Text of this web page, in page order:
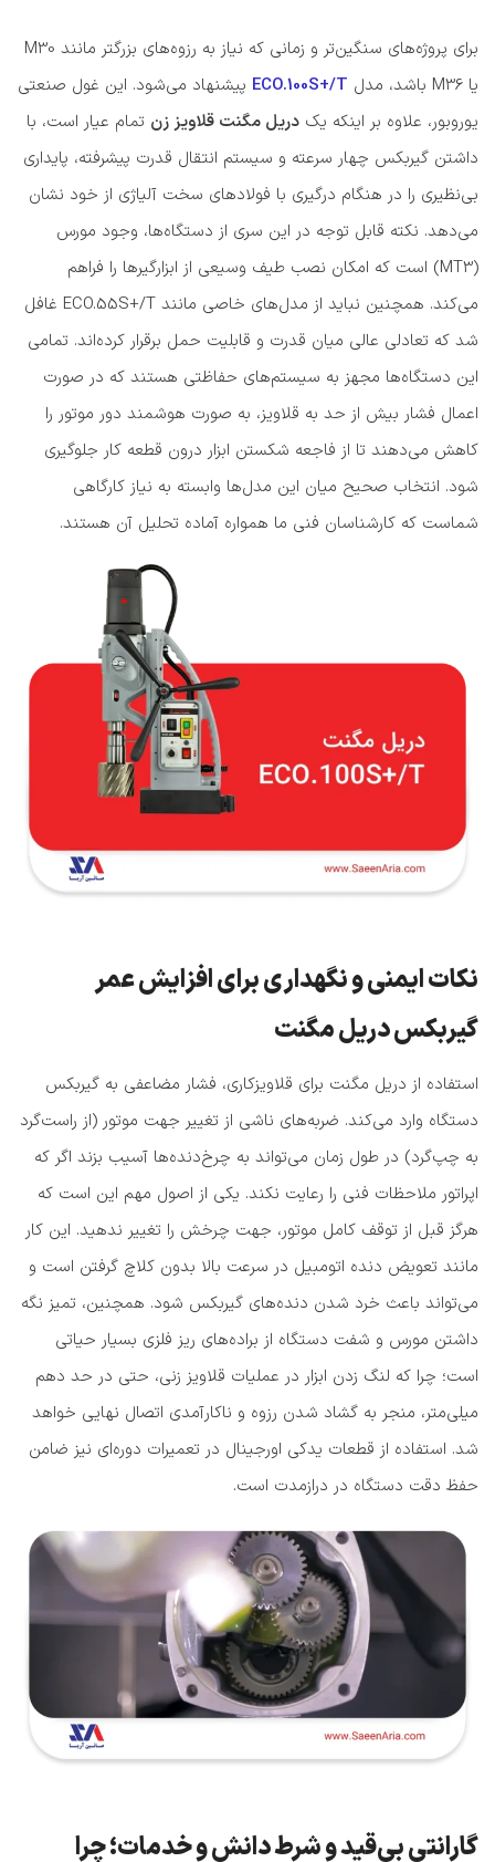
برای پروژه‌های سنگین‌تر و زمانی که نیاز به رزوه‌های بزرگتر مانند M30
یا M36 باشد، مدل
ECO.100S+/T پیشنهاد می‌شود. این غول صنعتی
یوروبور، علاوه بر اینکه یک دریل مگنت قلاویز زن تمام عیار است، با
داشتن گیربکس چهار سرعته و سیستم انتقال قدرت پیشرفته، پایداری
بی‌نظیری را در هنگام درگیری با فولادهای سخت آلیاژی از خود نشان
می‌دهد. نکته قابل توجه در این سری از دستگاه‌ها، وجود مورس
(MT3) است که امکان نصب طیف وسیعی از ابزارگیرها را فراهم
می‌کند. همچنین نباید از مدل‌های خاصی مانند ECO.55S+/T غافل
شد که تعادلی عالی میان قدرت و قابلیت حمل برقرار کرده‌اند. تمامی
این دستگاه‌ها مجهز به سیستم‌های حفاظتی هستند که در صورت
اعمال فشار بیش از حد به قلاویز، به صورت هوشمند دور موتور را
کاهش می‌دهند تا از فاجعه شکستن ابزار درون قطعه کار جلوگیری
شود. انتخاب صحیح میان این مدل‌ها وابسته به نیاز کارگاهی
شماست که کارشناسان فنی ما همواره آماده تحلیل آن هستند.
نکات ایمنی و نگهداری برای افزایش عمر
گیربکس دریل مگنت
استفاده از دریل مگنت برای قلاویزکاری، فشار مضاعفی به گیربکس
دستگاه وارد می‌کند. ضربه‌های ناشی از تغییر جهت موتور (از راست‌گرد
به چپ‌گرد) در طول زمان می‌تواند به چرخ‌دنده‌ها آسیب بزند اگر که
اپراتور ملاحظات فنی را رعایت نکند. یکی از اصول مهم این است که
هرگز قبل از توقف کامل موتور، جهت چرخش را تغییر ندهید. این کار
مانند تعویض دنده اتومبیل در سرعت بالا بدون کلاچ گرفتن است و
می‌تواند باعث خرد شدن دنده‌های گیربکس شود. همچنین، تمیز نگه
داشتن مورس و شفت دستگاه از براده‌های ریز فلزی بسیار حیاتی
است؛ چرا که لنگ زدن ابزار در عملیات قلاویز زنی، حتی در حد دهم
میلی‌متر، منجر به گشاد شدن رزوه و ناکارآمدی اتصال نهایی خواهد
شد. استفاده از قطعات یدکی اورجینال در تعمیرات دوره‌ای نیز ضامن
حفظ دقت دستگاه در درازمدت است.
گارانتی بی‌قید و شرط دانش و خدمات؛ چرا